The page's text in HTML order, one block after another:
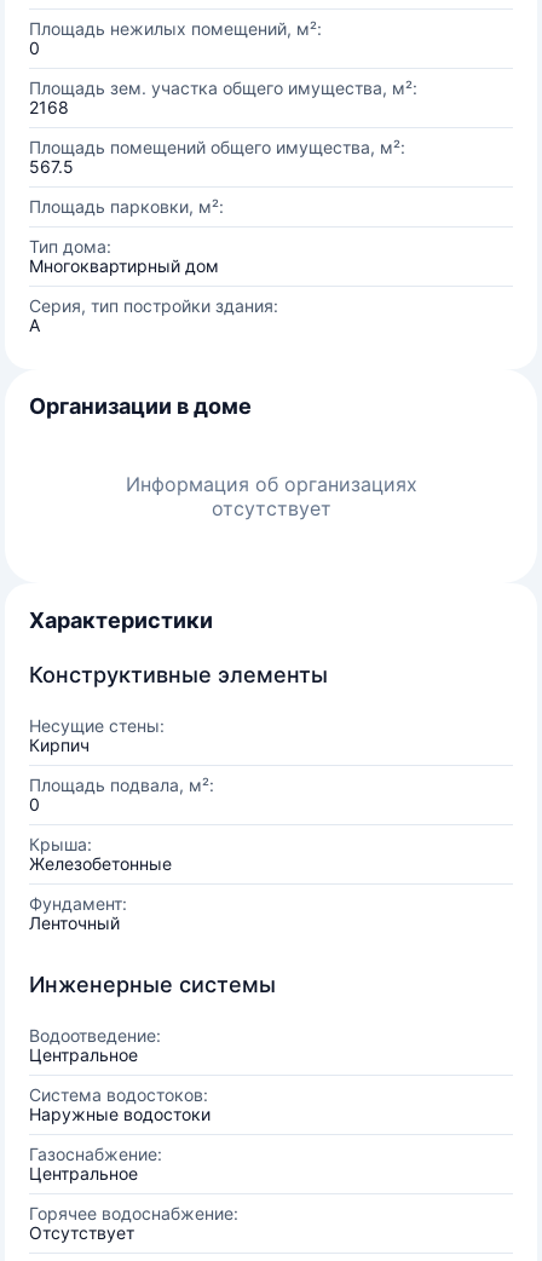
Площадь нежилых помещений, м²:
0
Площадь зем. участка общего имущества, м²:
2168
Площадь помещений общего имущества, м²:
567.5
Площадь парковки, м²:
Тип дома:
Многоквартирный дом
Серия, тип постройки здания:
А
Организации в доме
Информация об организациях
отсутствует
Характеристики
Конструктивные элементы
Несущие стены:
Кирпич
Площадь подвала, м²:
0
Крыша:
Железобетонные
Фундамент:
Ленточный
Инженерные системы
Водоотведение:
Центральное
Система водостоков:
Наружные водостоки
Газоснабжение:
Центральное
Горячее водоснабжение:
Отсутствует